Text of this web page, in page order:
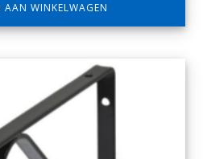
AAN WINKELWAGEN